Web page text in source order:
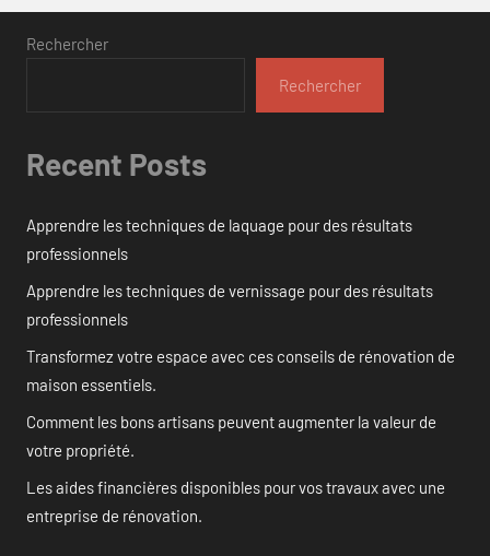
Rechercher
Rechercher
Recent Posts
Apprendre les techniques de laquage pour des résultats
professionnels
Apprendre les techniques de vernissage pour des résultats
professionnels
Transformez votre espace avec ces conseils de rénovation de
maison essentiels.
Comment les bons artisans peuvent augmenter la valeur de
votre propriété.
Les aides financières disponibles pour vos travaux avec une
entreprise de rénovation.